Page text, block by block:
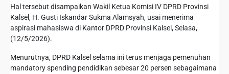
Hal tersebut disampaikan Wakil Ketua Komisi IV DPRD Provinsi
Kalsel, H. Gusti Iskandar Sukma Alamsyah, usai menerima
aspirasi mahasiswa di Kantor DPRD Provinsi Kalsel, Selasa,
(12/5/2026).
Menurutnya, DPRD Kalsel selama ini terus menjaga pemenuhan
mandatory spending pendidikan sebesar 20 persen sebagaimana